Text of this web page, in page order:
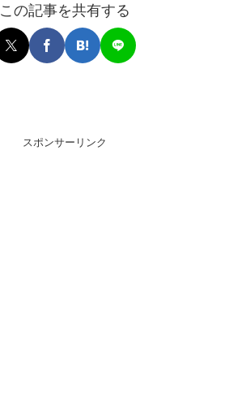
この記事を共有する
スポンサーリンク